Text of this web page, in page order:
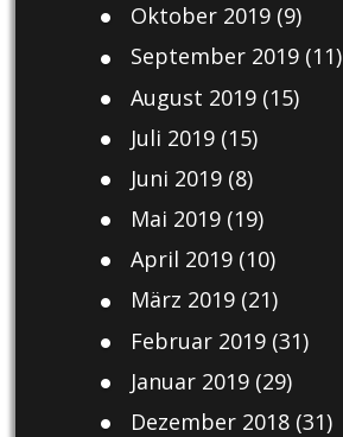
Oktober 2019(9)
September 2019(11)
August 2019(15)
Juli 2019(15)
Juni 2019(8)
Mai 2019(19)
April 2019(10)
März 2019(21)
Februar 2019(31)
Januar 2019(29)
Dezember 2018(31)